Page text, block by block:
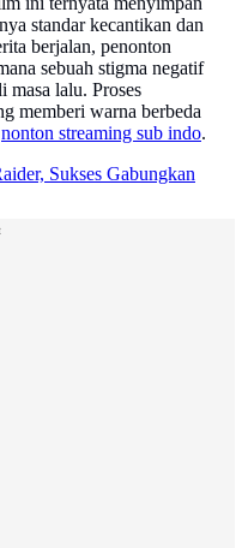
standar kecantikan dan
berjalan, penonton
sebuah stigma negatif
masa lalu. Proses
memberi warna berbeda
nonton streaming sub indo.
Sukses Gabungkan